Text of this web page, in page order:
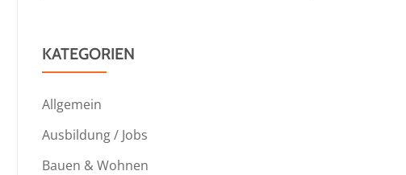
KATEGORIEN
Allgemein
Ausbildung / Jobs
Bauen & Wohnen